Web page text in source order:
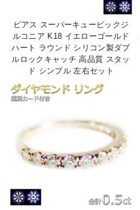
ピアス スーパーキュービックジ
ルコニア K18 イエローゴールド
ハート ラウンド シリコン製ダブ
ルロックキャッチ 高品質 スタッ
ド シンプル 左右セット